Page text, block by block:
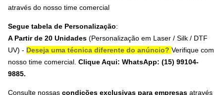
através do nosso time comercial
Segue tabela de Personalização:
A Partir de 20 Unidades (Personalização em Laser / Silk / DTF
UV) - Deseja uma técnica diferente do anúncio? Verifique com
nosso time comercial. Clique Aqui: WhatsApp: (15) 99104-
9885.
Consulte nossas condições exclusivas para empresas através